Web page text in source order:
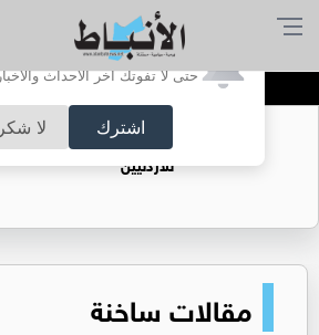
أترغب في تفعيل
حتى لا تفوتك آخر الأحداث
اشترك لا
لجنة السينما
حقل الريشة حين يتحول
للأردنيين
مقالات ساخنة